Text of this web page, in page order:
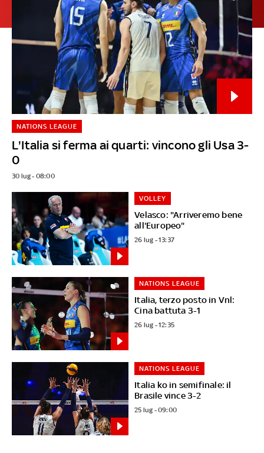
L'Italia si ferma ai quarti: vincono gli Usa 3-
0
NATIONS LEAGUE
30 lug - 08:00
Velasco: "Arriveremo bene
all'Europeo"
VOLLEY
26 lug - 13:37
Italia, terzo posto in Vnl:
Cina battuta 3-1
NATIONS LEAGUE
26 lug - 12:35
Italia ko in semifinale: il
Brasile vince 3-2
NATIONS LEAGUE
25 lug - 09:00